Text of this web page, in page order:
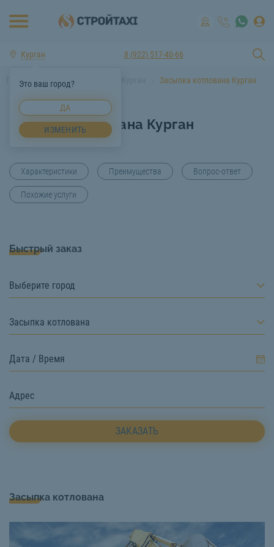
Курган
Это ваш город?
ДА
ИЗМЕНИТЬ
8 (922) 517-40-66
Главная Услуги спецтехники Курган Засыпка котлована Курган
Засыпка котлована Курган
Характеристики Преимущества Вопрос-ответ
Похожие услуги
Быстрый заказ
Выберите город
Засыпка котлована
ЗАКАЗАТЬ
Засыпка котлована